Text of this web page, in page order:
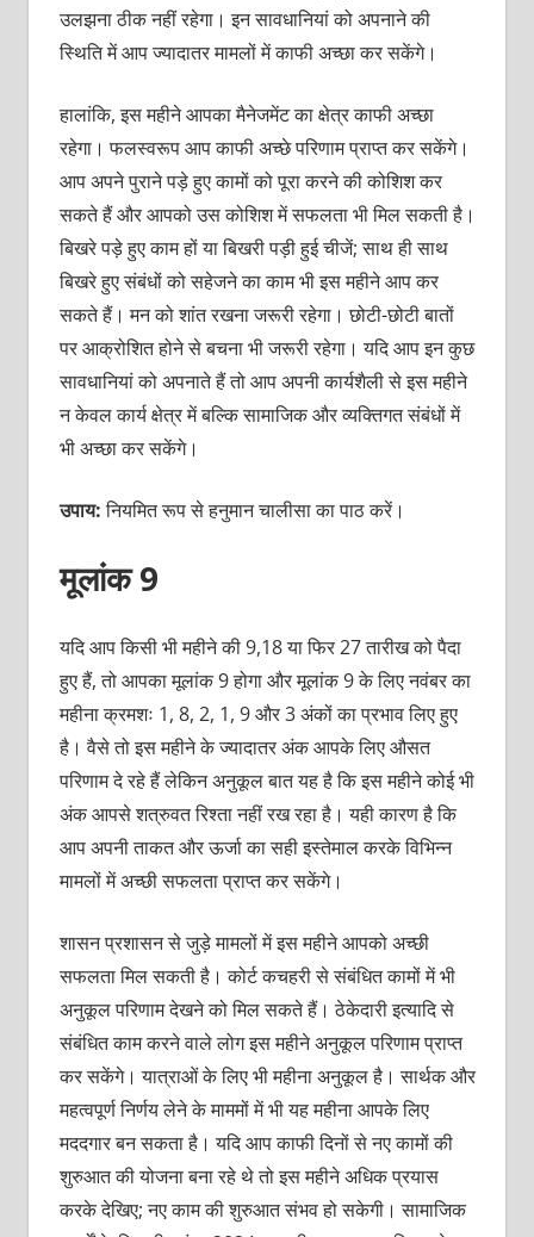
उलझना ठीक नहीं रहेगा। इन सावधानियां को अपनाने की
स्थिति में आप ज्यादातर मामलों में काफी अच्छा कर सकेंगे।
हालांकि, इस महीने आपका मैनेजमेंट का क्षेत्र काफी अच्छा
रहेगा। फलस्वरूप आप काफी अच्छे परिणाम प्राप्त कर सकेंगे।
आप अपने पुराने पड़े हुए कामों को पूरा करने की कोशिश कर
सकते हैं और आपको उस कोशिश में सफलता भी मिल सकती है।
बिखरे पड़े हुए काम हों या बिखरी पड़ी हुई चीजें; साथ ही साथ
बिखरे हुए संबंधों को सहेजने का काम भी इस महीने आप कर
सकते हैं। मन को शांत रखना जरूरी रहेगा। छोटी-छोटी बातों
पर आक्रोशित होने से बचना भी जरूरी रहेगा। यदि आप इन कुछ
सावधानियां को अपनाते हैं तो आप अपनी कार्यशैली से इस महीने
न केवल कार्य क्षेत्र में बल्कि सामाजिक और व्यक्तिगत संबंधों में
भी अच्छा कर सकेंगे।
उपाय:नियमित रूप से हनुमान चालीसा का पाठ करें।
मूलांक 9
यदि आप किसी भी महीने की 9,18 या फिर 27 तारीख को पैदा
हुए हैं, तो आपका मूलांक 9 होगा और मूलांक 9 के लिए नवंबर का
महीना क्रमशः 1, 8, 2, 1, 9 और 3 अंकों का प्रभाव लिए हुए
है। वैसे तो इस महीने के ज्यादातर अंक आपके लिए औसत
परिणाम दे रहे हैं लेकिन अनुकूल बात यह है कि इस महीने कोई भी
अंक आपसे शत्रुवत रिश्ता नहीं रख रहा है। यही कारण है कि
आप अपनी ताकत और ऊर्जा का सही इस्तेमाल करके विभिन्न
मामलों में अच्छी सफलता प्राप्त कर सकेंगे।
शासन प्रशासन से जुड़े मामलों में इस महीने आपको अच्छी
सफलता मिल सकती है। कोर्ट कचहरी से संबंधित कामों में भी
अनुकूल परिणाम देखने को मिल सकते हैं। ठेकेदारी इत्यादि से
संबंधित काम करने वाले लोग इस महीने अनुकूल परिणाम प्राप्त
कर सकेंगे। यात्राओं के लिए भी महीना अनुकूल है। सार्थक और
महत्वपूर्ण निर्णय लेने के माममों में भी यह महीना आपके लिए
मददगार बन सकता है। यदि आप काफी दिनों से नए कामों की
शुरुआत की योजना बना रहे थे तो इस महीने अधिक प्रयास
करके देखिए; नए काम की शुरुआत संभव हो सकेगी। सामाजिक